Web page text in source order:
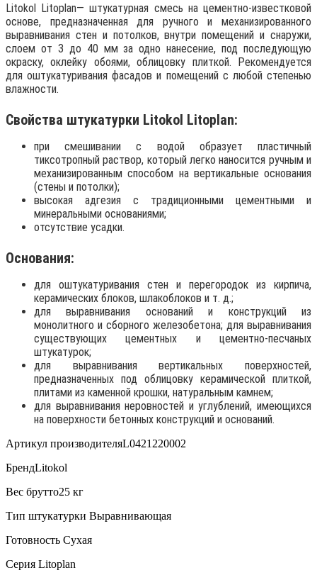
Litokol Litoplan— штукатурная смесь на цементно-известковой
основе, предназначенная для ручного и механизированного
выравнивания стен и потолков, внутри помещений и снаружи,
слоем от 3 до 40 мм за одно нанесение, под последующую
окраску, оклейку обоями, облицовку плиткой. Рекомендуется
для оштукатуривания фасадов и помещений с любой степенью
влажности.
Cвойства штукатурки Litokol Litoplan:
при смешивании с водой образует пластичный
тиксотропный раствор, который легко наносится ручным и
механизированным способом на вертикальные основания
(стены и потолки);
высокая адгезия с традиционными цементными и
минеральными основаниями;
отсутствие усадки.
Основания:
для оштукатуривания стен и перегородок из кирпича,
керамических блоков, шлакоблоков и т. д.;
для выравнивания оснований и конструкций из
монолитного и сборного железобетона; для выравнивания
существующих цементных и цементно-песчаных
штукатурок;
для выравнивания вертикальных поверхностей,
предназначенных под облицовку керамической плиткой,
плитами из каменной крошки, натуральным камнем;
для выравнивания неровностей и углублений, имеющихся
на поверхности бетонных конструкций и оснований.
Артикул производителяL0421220002
БрендLitokol
Вес брутто25 кг
Тип штукатурки Выравнивающая
Готовность Сухая
Серия Litoplan